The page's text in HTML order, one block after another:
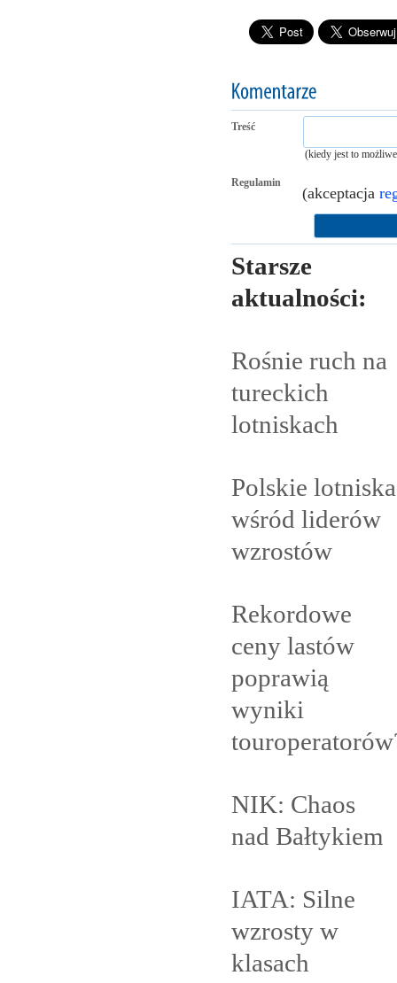
Treść
(kiedy jest to
Regulamin
(akceptacja
Starsze
aktualności:
Rośnie ruch na
tureckich
lotniskach
Polskie lotniska
wśród liderów
wzrostów
Rekordowe
ceny lastów
poprawią
wyniki
NIK: Chaos
nad Bałtykiem
IATA: Silne
wzrosty w
klasach